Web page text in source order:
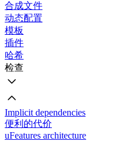
合成文件
动态配置
模板
插件
哈希
检查
Implicit dependencies
便利的代价
uFeatures architecture